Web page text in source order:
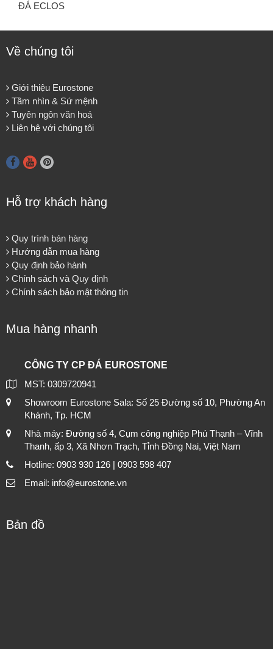
ĐÁ ECLOS
Về chúng tôi
Giới thiệu Eurostone
Tầm nhìn & Sứ mệnh
Tuyên ngôn văn hoá
Liên hệ với chúng tôi
Hỗ trợ khách hàng
Quy trình bán hàng
Hướng dẫn mua hàng
Quy định bảo hành
Chính sách và Quy định
Chính sách bảo mật thông tin
Mua hàng nhanh
CÔNG TY CP ĐÁ EUROSTONE
MST: 0309720941
Showroom Eurostone Sala: Số 25 Đường số 10, Phường An
Khánh, Tp. HCM
Nhà máy: Đường số 4, Cụm công nghiệp Phú Thạnh – Vĩnh
Thanh, ấp 3, Xã Nhơn Trạch, Tỉnh Đồng Nai, Việt Nam
Hotline: 0903 930 126 | 0903 598 407
Email: info@eurostone.vn
Bản đồ